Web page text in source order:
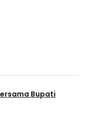
Bupati